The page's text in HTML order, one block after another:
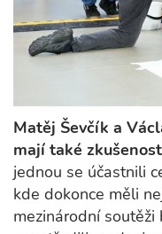
Matěj Ševčík a
mají také
jednou se účastnili
kde dokonce měli
mezinárodní soutěži